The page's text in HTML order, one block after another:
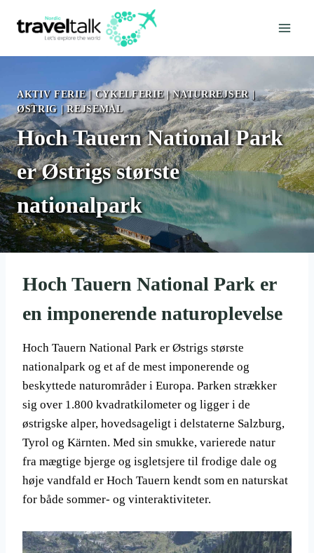
AKTIV FERIE|CYKELFERIE|NATURREJSER|
ØSTRIG|REJSEMÅL
Hoch Tauern National Park
er Østrigs største
nationalpark
Hoch Tauern National Park er
en imponerende naturoplevelse
Hoch Tauern National Park er Østrigs største
nationalpark og et af de mest imponerende og
beskyttede naturområder i Europa. Parken strækker
sig over 1.800 kvadratkilometer og ligger i de
østrigske alper, hovedsageligt i delstaterne Salzburg,
Tyrol og Kärnten. Med sin smukke, varierede natur
fra mægtige bjerge og isgletsjere til frodige dale og
høje vandfald er Hoch Tauern kendt som en naturskat
for både sommer- og vinteraktiviteter.